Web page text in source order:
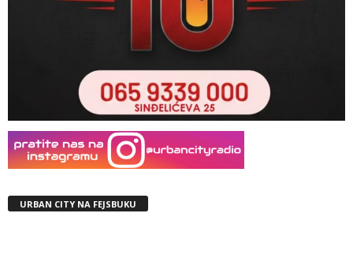
URBAN CITY NA FEJSBUKU